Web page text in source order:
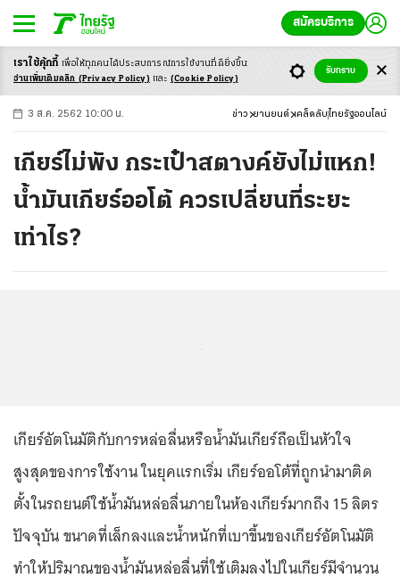
สมัครบริการ
-ก ก ก+
3 ส.ค. 2562 10:00 น. ข่าว ยานยนต์ เคล็ดลับ ไทยรัฐออนไลน์
เกียร์ไม่พัง กระเป๋าสตางค์ยังไม่แหก!
น้ำมันเกียร์ออโต้ ควรเปลี่ยนที่ระยะ
เท่าไร?
เกียร์อัตโนมัติกับการหล่อลื่นหรือน้ำมันเกียร์ถือเป็นหัวใจ
สูงสุดของการใช้งาน ในยุคแรกเริ่ม เกียร์ออโต้ที่ถูกนำมาติด
ตั้งในรถยนต์ใช้น้ำมันหล่อลื่นภายในห้องเกียร์มากถึง 15 ลิตร
ปัจจุบัน ขนาดที่เล็กลงและน้ำหนักที่เบาขึ้นของเกียร์อัตโนมัติ
ทำให้ปริมาณของน้ำมันหล่อลื่นที่ใช้เติมลงไปในเกียร์มีจำนวน
เราใช้คุ้กกี้ เพื่อให้ทุกคนได้ประสบการณ์การใช้งานที่ดียิ่งขึ้น
อ่านเพิ่มเติมคลิก (Privacy Policy) และ (Cookie Policy)
รับทราบ